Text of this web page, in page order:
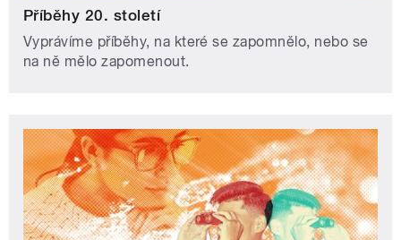
Příběhy 20. století
Vyprávíme příběhy, na které se zapomnělo, nebo se
na ně mělo zapomenout.